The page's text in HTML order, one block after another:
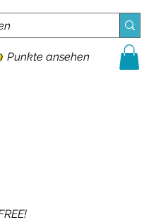
Punkte ansehen